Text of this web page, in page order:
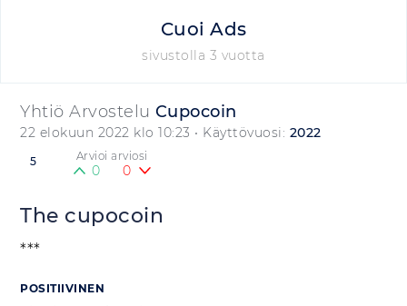
Yhtiö Arvostelu Cupocoin
22 elokuun 2022 klo 10:23 • Käyttövuosi: 2022
5 Arvioi arviosi
0 0
The cupocoin
***
POSITIIVINEN
Cuoi Ads
sivustolla 3 vuotta